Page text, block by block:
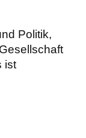
Politik,
ist